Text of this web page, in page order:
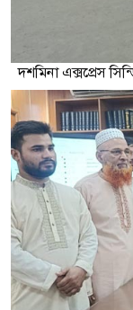
দশমিনা এক্সপ্রেস